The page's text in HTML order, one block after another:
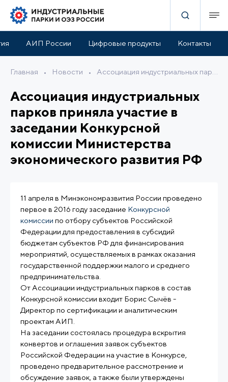
АИП России Цифровые продукты Контакты
Главная • Новости •
Ассоциация индустриальных
парков приняла участие в
заседании Конкурсной
комиссии Министерства
экономического развития РФ
11 апреля в Минэкономразвития России проведено
первое в 2016 году заседание Конкурсной
комиссии по отбору субъектов Российской
Федерации для предоставления в субсидий
бюджетам субъектов РФ для финансирования
мероприятий, осуществляемых в рамках оказания
государственной поддержки малого и среднего
предпринимательства.
От Ассоциации индустриальных парков в состав
Конкурсной комиссии входит Борис Сычёв -
Директор по сертификации и аналитическим
проектам АИП.
На заседании состоялась процедура вскрытия
конвертов и оглашения заявок субъектов
Российской Федерации на участие в Конкурсе,
проведено предварительное рассмотрение и
обсуждение заявок, а также были утверждены